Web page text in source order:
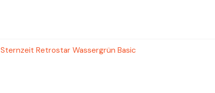
Sternzeit Retrostar Wassergrün Basic